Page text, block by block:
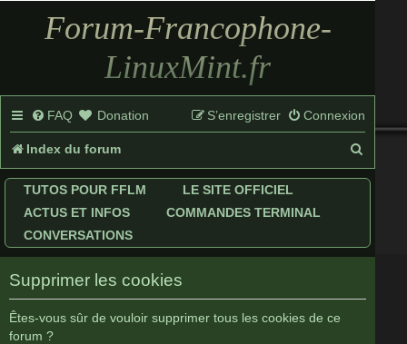
Forum-Francophone-
LinuxMint.fr
FAQ Donation Connexion
S’enregistrer
Index du forum
e
e
TUTOS POUR FFLM
LE SITE OFFICIEL
ACTUS ET INFOS
COMMANDES TERMINAL
CONVERSATIONS
Supprimer les cookies
Êtes-vous sûr de vouloir supprimer tous les cookies de ce
forum ?